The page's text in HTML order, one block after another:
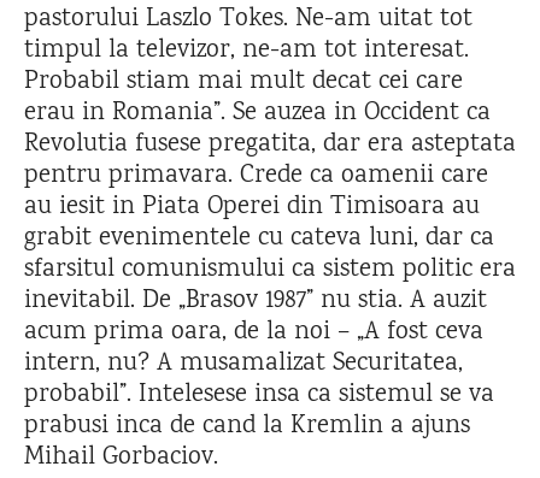
pastorului Laszlo Tokes. Ne-am uitat tot
timpul la televizor, ne-am tot interesat.
Probabil stiam mai mult decat cei care
erau in Romania”. Se auzea in Occident ca
Revolutia fusese pregatita, dar era asteptata
pentru primavara. Crede ca oamenii care
au iesit in Piata Operei din Timisoara au
grabit evenimentele cu cateva luni, dar ca
sfarsitul comunismului ca sistem politic era
inevitabil. De „Brasov 1987” nu stia. A auzit
acum prima oara, de la noi – „A fost ceva
intern, nu? A musamalizat Securitatea,
probabil”. Intelesese insa ca sistemul se va
prabusi inca de cand la Kremlin a ajuns
Mihail Gorbaciov.